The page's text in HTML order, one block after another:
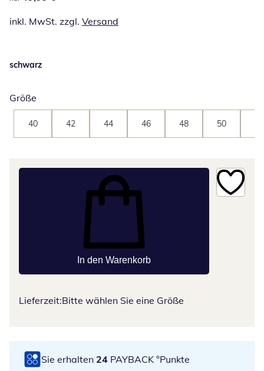
inkl. MwSt. zzgl. Versand
schwarz
Größe
40 42 44 46 48 50
In den Warenkorb
Lieferzeit:Bitte wählen Sie eine Größe
Sie erhalten 24 PAYBACK °Punkte